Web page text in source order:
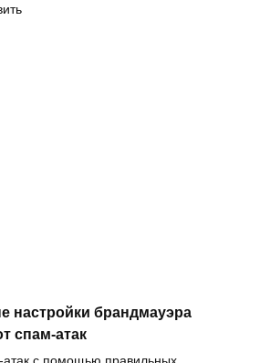
настройки брандмауэра
спам-атак